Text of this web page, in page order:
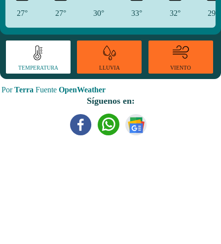
27° 27° 30° 33° 32° 29°
TEMPERATURA LLUVIA VIENTO
PorTerra Fuente OpenWeather
Síguenos en: